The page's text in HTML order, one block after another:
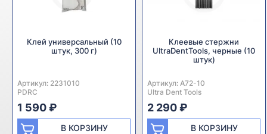
Клей универсальный (10
штук, 300 г)
Артикул: 2231010
Производитель:
PDRC
1 590 ₽
В КОРЗИНУ
Клеевые стержни
UltraDentTools, черные (10
штук)
Артикул: A72-10
Производитель:
Ultra Dent Tools
2 290 ₽
В КОРЗИНУ